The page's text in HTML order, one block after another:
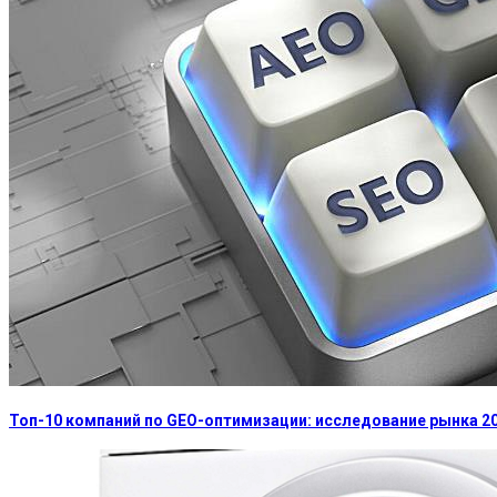
Топ-10 компаний по GEO-оптимизации: исследование рынка